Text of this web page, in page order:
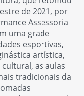
de 2021, por
Assessoria
uma grade
esportivas,
artística,
as aulas
tradicionais da